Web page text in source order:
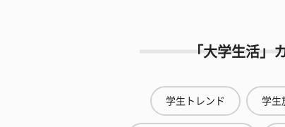
「大学生活」
学生トレンド 学生